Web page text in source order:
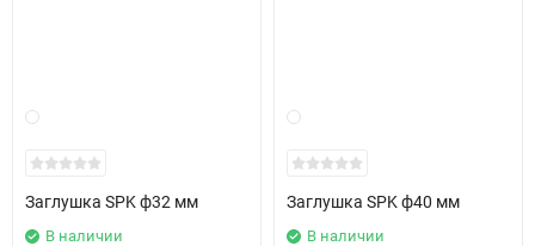
Заглушка SPK ф32 мм
В наличии
Заглушка SPK ф40 мм
В наличии